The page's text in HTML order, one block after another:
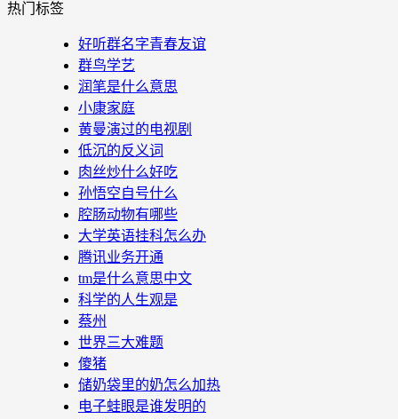
热门标签
好听群名字青春友谊
群鸟学艺
润笔是什么意思
小康家庭
黄曼演过的电视剧
低沉的反义词
肉丝炒什么好吃
孙悟空自号什么
腔肠动物有哪些
大学英语挂科怎么办
腾讯业务开通
tm是什么意思中文
科学的人生观是
蔡州
世界三大难题
傻猪
储奶袋里的奶怎么加热
电子蛙眼是谁发明的